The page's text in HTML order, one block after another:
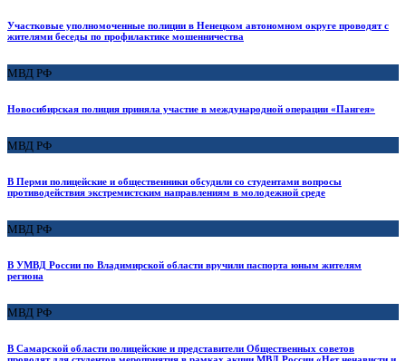
Участковые уполномоченные полиции в Ненецком автономном округе проводят с
жителями беседы по профилактике мошенничества
МВД РФ
Новосибирская полиция приняла участие в международной операции «Пангея»
МВД РФ
В Перми полицейские и общественники обсудили со студентами вопросы
противодействия экстремистским направлениям в молодежной среде
МВД РФ
В УМВД России по Владимирской области вручили паспорта юным жителям
региона
МВД РФ
В Самарской области полицейские и представители Общественных советов
проводят для студентов мероприятия в рамках акции МВД России «Нет ненависти и